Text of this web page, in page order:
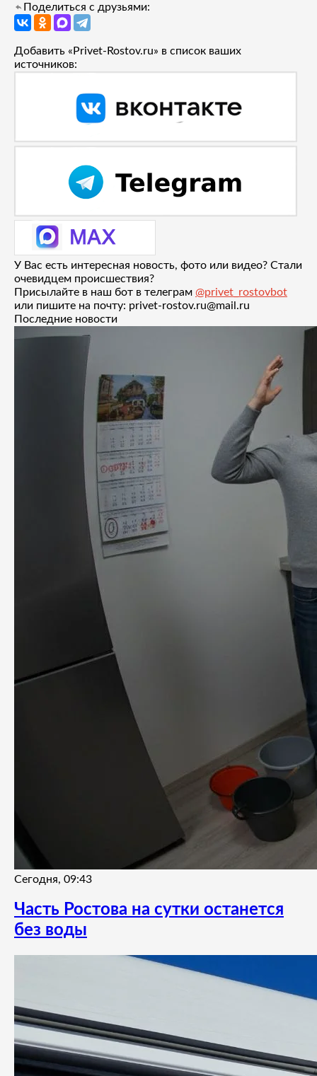
Поделиться с друзьями:
Добавить «Privet-Rostov.ru» в список ваших
источников:
У Вас есть интересная новость, фото или видео? Стали
очевидцем происшествия?
Присылайте в наш бот в телеграм @privet_rostovbot
или пишите на почту: privet-rostov.ru@mail.ru
Последние новости
Сегодня, 09:43
Часть Ростова на сутки останется
без воды